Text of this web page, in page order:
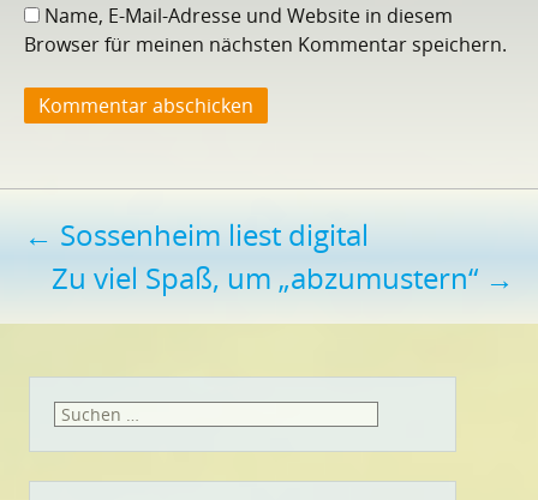
Name, E-Mail-Adresse und Website in diesem
Browser für meinen nächsten Kommentar speichern.
Beitragsnavigation
← Sossenheim liest digital
Zu viel Spaß, um „abzumustern“ →
Suchen